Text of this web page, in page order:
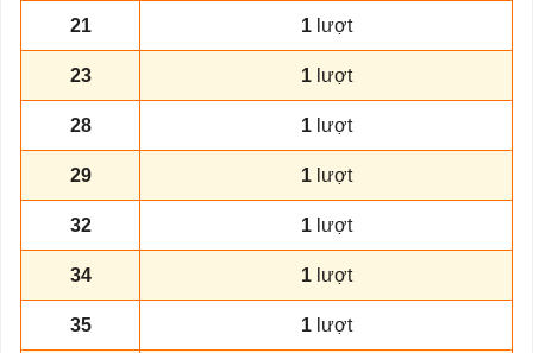
21 1 lượt
23 1 lượt
28 1 lượt
29 1 lượt
32 1 lượt
34 1 lượt
35 1 lượt